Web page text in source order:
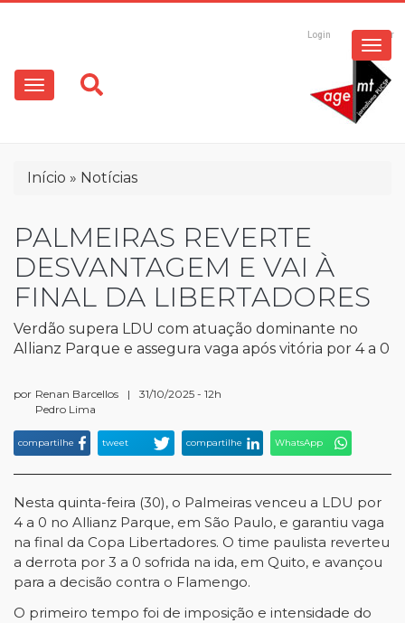
conteúdo
principal
Login Registrar
Main
navigation
Trilha
navegação
Início Notícias
PALMEIRAS REVERTE
DESVANTAGEM E VAI À
FINAL DA LIBERTADORES
Verdão supera LDU com atuação dominante no
Allianz Parque e assegura vaga após vitória por 4 a 0
por Renan Barcellos
Pedro Lima
| 31/10/2025 - 12h
compartilhe tweet compartilhe WhatsApp
Nesta quinta-feira (30), o Palmeiras venceu a LDU por
4 a 0 no Allianz Parque, em São Paulo, e garantiu vaga
na final da Copa Libertadores. O time paulista reverteu
a derrota por 3 a 0 sofrida na ida, em Quito, e avançou
para a decisão contra o Flamengo.
O primeiro tempo foi de imposição e intensidade do